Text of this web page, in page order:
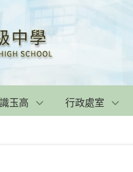
玉高 行政處室